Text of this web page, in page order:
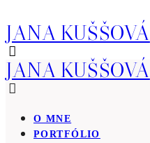
JANA KUŠŠOVÁ
JANA KUŠŠOVÁ
O MNE
PORTFÓLIO